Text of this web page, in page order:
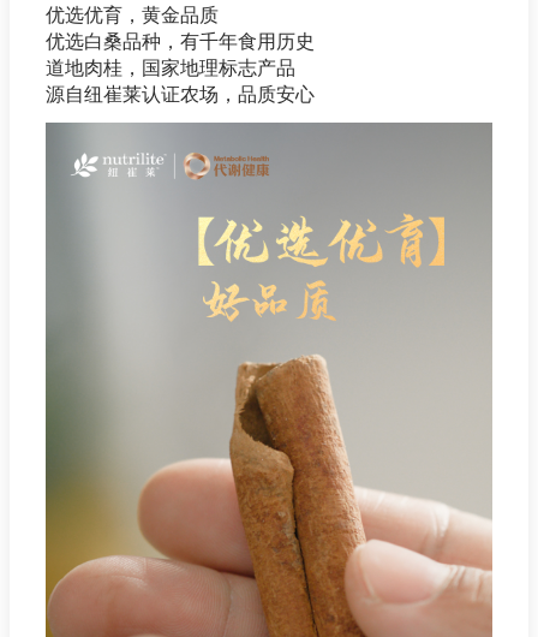
优选优育，黄金品质
优选白桑品种，有千年食用历史
道地肉桂，国家地理标志产品
源自纽崔莱认证农场，品质安心